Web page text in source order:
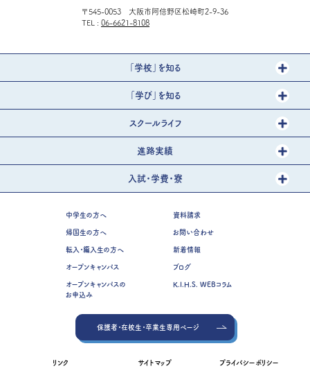
〒545-0053 大阪市阿倍野区松崎町2-9-36
TEL
06-6621-8108
「学校」を知る
「学び」を知る
スクールライフ
進路実績
入試・学費・寮
中学生の方へ
帰国生の方へ
転入・編入生の方へ
オープンキャンパス
オープンキャンパスの
お申込み
資料請求
お問い合わせ
新着情報
ブログ
K.I.H.S. WEBコラム
保護者・在校生・卒業生専用ページ
リンク サイトマップ プライバシーポリシー